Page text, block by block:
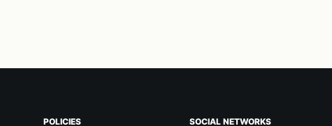
POLICIES SOCIAL NETWORKS